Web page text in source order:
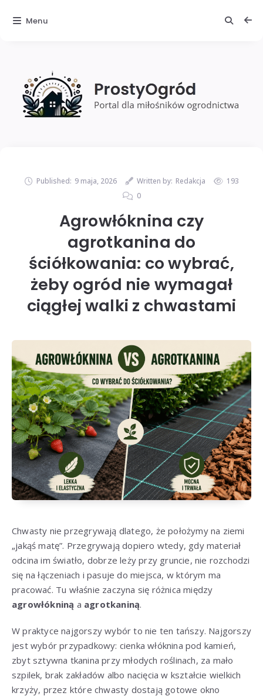
Published: 9 maja, 2026 Written by: Redakcja
193
0
Agrowłóknina czy
agrotkanina do
ściółkowania: co wybrać,
żeby ogród nie wymagał
ciągłej walki z chwastami
Chwasty nie przegrywają dlatego, że położymy na ziemi
„jakąś matę”. Przegrywają dopiero wtedy, gdy materiał
odcina im światło, dobrze leży przy gruncie, nie rozchodzi
się na łączeniach i pasuje do miejsca, w którym ma
pracować. Tu właśnie zaczyna się różnica między
agrowłókniną a agrotkaniną.
W praktyce najgorszy wybór to nie ten tańszy. Najgorszy
jest wybór przypadkowy: cienka włóknina pod kamień,
zbyt sztywna tkanina przy młodych roślinach, za mało
szpilek, brak zakładów albo nacięcia w kształcie wielkich
krzyży, przez które chwasty dostają gotowe okno
Menu